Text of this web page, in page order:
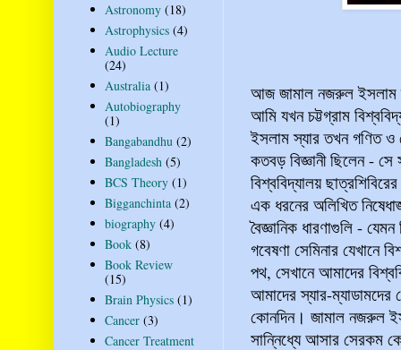
আজ জামাল নজরুল ইসলাম
আমি যখন চট্টগ্রাম
ইসলাম স্যার তখন গণিত ও
কতবড় বিজ্ঞানী ছিলেন -
বিশ্ববিদ্যালয়
এক ধরনের অলিখিত
বৈজ্ঞানিক ধারণাগুলি -
গবেষণা সেমিনার যেখানে
পথ, সেখানে আমাদের
আমাদের স্যার-
কোনদিন। জামাল নজরুল
সান্নিধ্যে আসার সেরকম
Astronomy (18)
Astrophysics (4)
Audio Lecture
(24)
Australia (1)
Autobiography
(1)
Bangabandhu (2)
Bangladesh (5)
BCS Theory (1)
Bigganchinta (2)
biography (4)
Book (8)
Book Review
(15)
Brain Physics (1)
Cancer (3)
Cancer Treatment